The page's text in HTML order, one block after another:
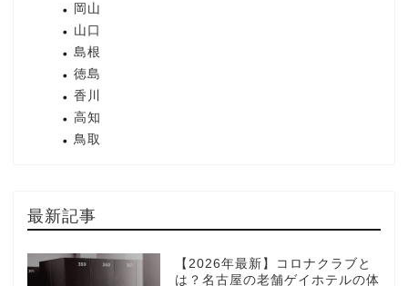
岡山
山口
島根
徳島
香川
高知
鳥取
最新記事
【2026年最新】コロナクラブと
は？名古屋の老舗ゲイホテルの体